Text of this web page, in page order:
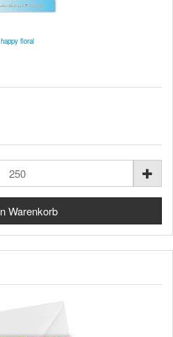
happy floral